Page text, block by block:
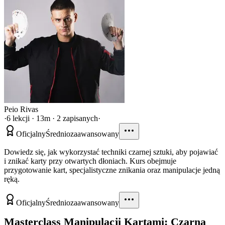
Peio Rivas
·6 lekcji · 13m · 2 zapisanych·
OficjalnyŚredniozaawansowany
Dowiedz się, jak wykorzystać techniki czarnej sztuki, aby pojawiać
i znikać karty przy otwartych dłoniach. Kurs obejmuje
przygotowanie kart, specjalistyczne znikania oraz manipulacje jedną
ręką.
OficjalnyŚredniozaawansowany
Masterclass Manipulacji Kartami: Czarna